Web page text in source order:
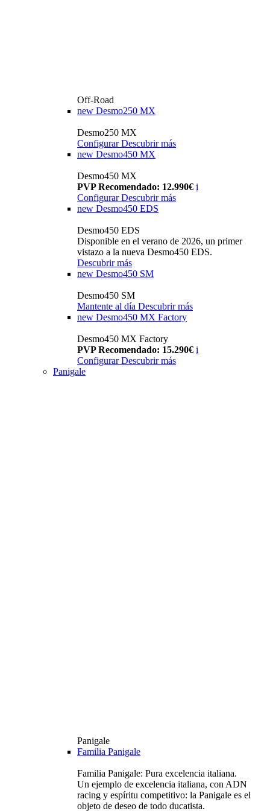
Off-Road
new Desmo250 MX
Desmo250 MX
Configurar Descubrir más
new Desmo450 MX
Desmo450 MX
PVP Recomendado: 12.990€ i
Configurar Descubrir más
new Desmo450 EDS
Desmo450 EDS
Disponible en el verano de 2026, un primer
vistazo a la nueva Desmo450 EDS.
Descubrir más
new Desmo450 SM
Desmo450 SM
Mantente al día Descubrir más
new Desmo450 MX Factory
Desmo450 MX Factory
PVP Recomendado: 15.290€ i
Configurar Descubrir más
Panigale
Panigale
Familia Panigale
Familia Panigale: Pura excelencia italiana.
Un ejemplo de excelencia italiana, con ADN
racing y espíritu competitivo: la Panigale es el
objeto de deseo de todo ducatista.